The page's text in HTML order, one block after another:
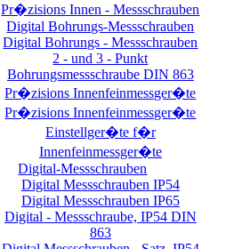
Pr�zisions Innen - Messschrauben
Digital Bohrungs-Messschrauben
Digital Bohrungs - Messschrauben
2 - und 3 - Punkt
Bohrungsmessschraube DIN 863
Pr�zisions Innenfeinmessger�te
Pr�zisions Innenfeinmessger�te
Einstellger�te f�r
Innenfeinmessger�te
Digital-Messschrauben
Digital Messschrauben IP54
Digital Messschrauben IP65
Digital - Messschraube, IP54 DIN
863